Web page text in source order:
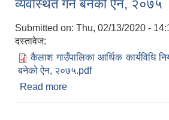
व्यवस्थित गर्न बनेको ऐन, २०७५
Submitted on: Thu, 02/13/2020 -
दस्तावेज:
कैलाश गाउँपालिका आर्थिक कार्यविधि
बनेको ऐन, २०७५.pdf
Read more